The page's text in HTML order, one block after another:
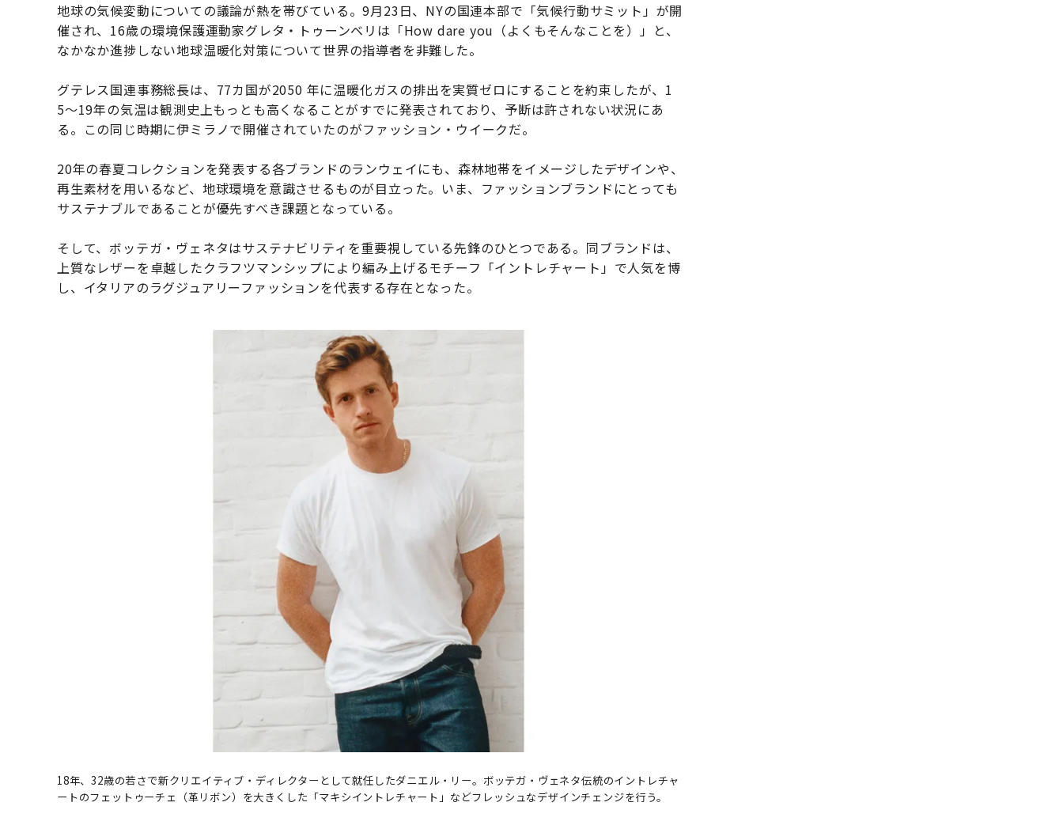
地球の気候変動についての議論が熱を帯びている。9月23日、NYの国連本部で「気候行動サミット」が開
催され、16歳の環境保護運動家グレタ・トゥーンベリは「How dare you（よくもそんなことを）」と、
なかなか進捗しない地球温暖化対策について世界の指導者を非難した。
グテレス国連事務総長は、77カ国が2050 年に温暖化ガスの排出を実質ゼロにすることを約束したが、1
5〜19年の気温は観測史上もっとも高くなることがすでに発表されており、予断は許されない状況にあ
る。この同じ時期に伊ミラノで開催されていたのがファッション・ウイークだ。
20年の春夏コレクションを発表する各ブランドのランウェイにも、森林地帯をイメージしたデザインや、
再生素材を用いるなど、地球環境を意識させるものが目立った。いま、ファッションブランドにとっても
サステナブルであることが優先すべき課題となっている。
そして、ボッテガ・ヴェネタはサステナビリティを重要視している先鋒のひとつである。同ブランドは、
上質なレザーを卓越したクラフツマンシップにより編み上げるモチーフ「イントレチャート」で人気を博
し、イタリアのラグジュアリーファッションを代表する存在となった。
18年、32歳の若さで新クリエイティブ・ディレクターとして就任したダニエル・リー。ボッテガ・ヴェネタ伝統のイントレチャ
ートのフェットゥーチェ（革リボン）を大きくした「マキシイントレチャート」などフレッシュなデザインチェンジを行う。